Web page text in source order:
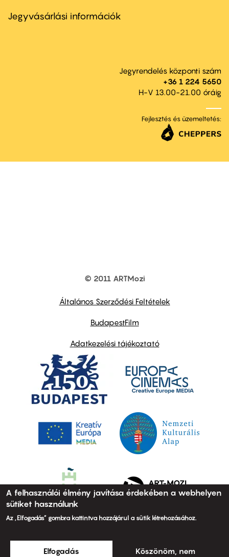
second
Jegyvásárlási információk
Jegyrendelés központi szám
+36 1 224 5650
H-V 13.00-21.00 óráig
Fejlesztés és üzemeltetés:
© 2011 ARTMozi
Általános Szerződési Feltételek
BudapestFilm
Adatkezelési tájékoztató
A felhasználói élmény javítása érdekében a webhelyen
sütiket használunk
Az „Elfogadás” gombra kattintva hozzájárul a sütik létrehozásához.
Elfogadás Köszönöm, nem